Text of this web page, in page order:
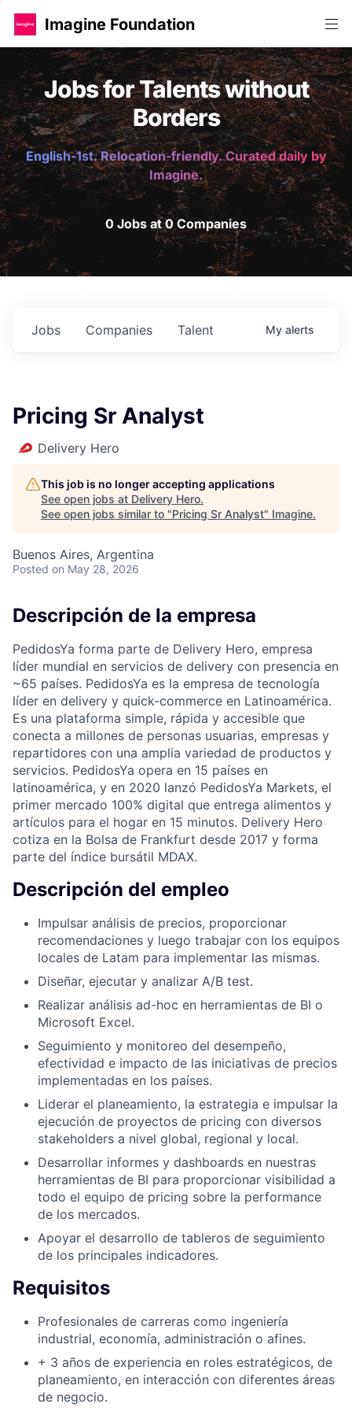
Imagine Foundation
Jobs for Talents without
Borders
English-1st. Relocation-friendly. Curated daily by
Imagine.
0 Jobs at 0 Companies
Jobs Companies Talent My alerts
Pricing Sr Analyst
Delivery Hero
This job is no longer accepting applications
See open jobs at Delivery Hero.
See open jobs similar to "Pricing Sr Analyst" Imagine.
Buenos Aires, Argentina
Posted on May 28, 2026
Descripción de la empresa
PedidosYa forma parte de Delivery Hero, empresa
líder mundial en servicios de delivery con presencia en
~65 países. PedidosYa es la empresa de tecnología
líder en delivery y quick-commerce en Latinoamérica.
Es una plataforma simple, rápida y accesible que
conecta a millones de personas usuarias, empresas y
repartidores con una amplia variedad de productos y
servicios. PedidosYa opera en 15 países en
latinoamérica, y en 2020 lanzó PedidosYa Markets, el
primer mercado 100% digital que entrega alimentos y
artículos para el hogar en 15 minutos. Delivery Hero
cotiza en la Bolsa de Frankfurt desde 2017 y forma
parte del índice bursátil MDAX.
Descripción del empleo
Impulsar análisis de precios, proporcionar
recomendaciones y luego trabajar con los equipos
locales de Latam para implementar las mismas.
Diseñar, ejecutar y analizar A/B test.
Realizar análisis ad-hoc en herramientas de BI o
Microsoft Excel.
Seguimiento y monitoreo del desempeño,
efectividad e impacto de las iniciativas de precios
implementadas en los países.
Liderar el planeamiento, la estrategia e impulsar la
ejecución de proyectos de pricing con diversos
stakeholders a nivel global, regional y local.
Desarrollar informes y dashboards en nuestras
herramientas de BI para proporcionar visibilidad a
todo el equipo de pricing sobre la performance
de los mercados.
Apoyar el desarrollo de tableros de seguimiento
de los principales indicadores.
Requisitos
Profesionales de carreras como ingeniería
industrial, economía, administración o afines.
+ 3 años de experiencia en roles estratégicos, de
planeamiento, en interacción con diferentes áreas
de negocio.